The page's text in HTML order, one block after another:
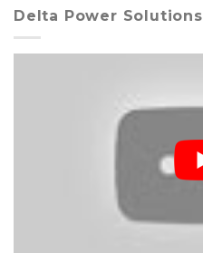
Delta Power Solutions